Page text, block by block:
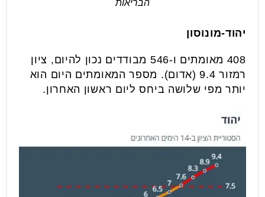
הבריאות
יהוד-מונוסון
408 מאומתים ו-546 מבודדים נכון להיום, ציון
רמזור 9.4 (אדום). מספר המאומתים היום הוא
יותר מפי שלושה ביחס ליום ראשון האחרון.